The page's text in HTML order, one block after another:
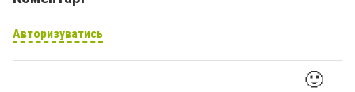
Авторизуватись
🙂